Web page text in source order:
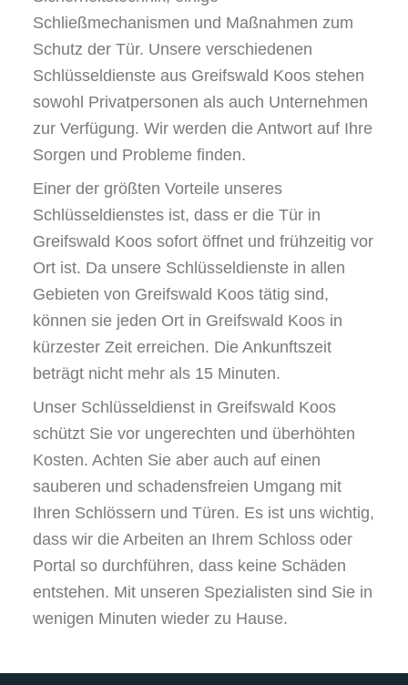
Schließmechanismen und Maßnahmen zum
Schutz der Tür. Unsere verschiedenen
Schlüsseldienste aus Greifswald Koos stehen
sowohl Privatpersonen als auch Unternehmen
zur Verfügung. Wir werden die Antwort auf Ihre
Sorgen und Probleme finden.
Einer der größten Vorteile unseres
Schlüsseldienstes ist, dass er die Tür in
Greifswald Koos sofort öffnet und frühzeitig vor
Ort ist. Da unsere Schlüsseldienste in allen
Gebieten von Greifswald Koos tätig sind,
können sie jeden Ort in Greifswald Koos in
kürzester Zeit erreichen. Die Ankunftszeit
beträgt nicht mehr als 15 Minuten.
Unser Schlüsseldienst in Greifswald Koos
schützt Sie vor ungerechten und überhöhten
Kosten. Achten Sie aber auch auf einen
sauberen und schadensfreien Umgang mit
Ihren Schlössern und Türen. Es ist uns wichtig,
dass wir die Arbeiten an Ihrem Schloss oder
Portal so durchführen, dass keine Schäden
entstehen. Mit unseren Spezialisten sind Sie in
wenigen Minuten wieder zu Hause.